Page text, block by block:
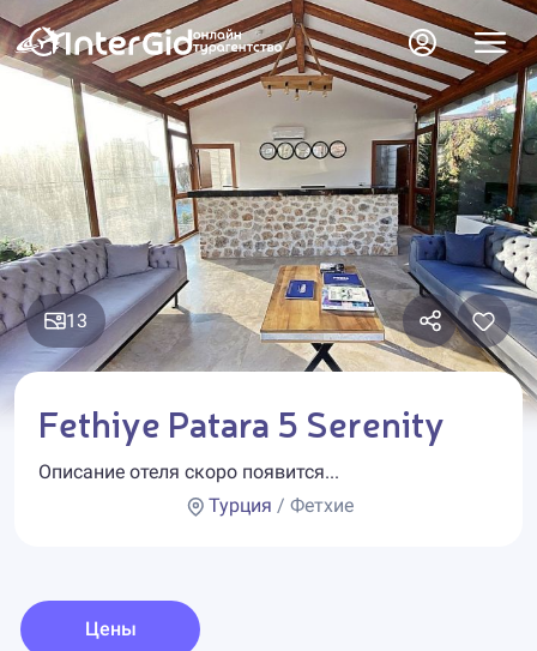
13
Fethiye Patara 5 Serenity
Описание отеля скоро появится...
Турция / Фетхие
Цены